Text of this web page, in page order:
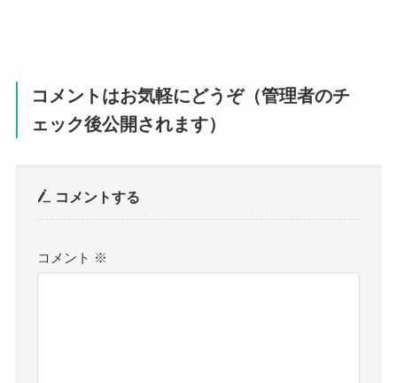
コメントはお気軽にどうぞ（管理者のチ
ェック後公開されます）
コメントする
コメント ※